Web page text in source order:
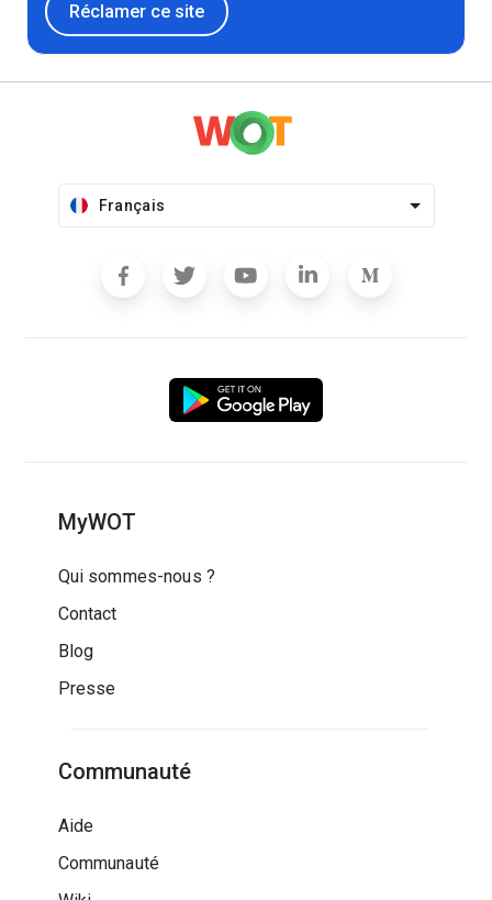
Réclamer ce site
Français
MyWOT
Qui sommes-nous ?
Contact
Blog
Presse
Communauté
Aide
Communauté